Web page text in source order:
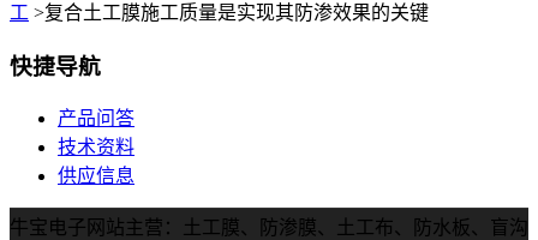
工 >复合土工膜施工质量是实现其防渗效果的关键
快捷导航
产品问答
技术资料
供应信息
牛宝电子网站主营：土工膜、防渗膜、土工布、防水板、盲沟